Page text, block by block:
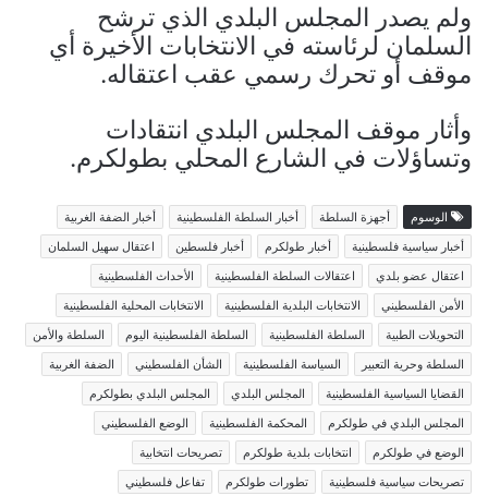
ولم يصدر المجلس البلدي الذي ترشح
السلمان لرئاسته في الانتخابات الأخيرة أي
موقف أو تحرك رسمي عقب اعتقاله.
وأثار موقف المجلس البلدي انتقادات
وتساؤلات في الشارع المحلي بطولكرم.
الوسوم أجهزة السلطة أخبار السلطة الفلسطينية
أخبار الضفة الغربية
أخبار سياسية فلسطينية
أخبار طولكرم أخبار فلسطين
اعتقال سهيل السلمان
اعتقال عضو بلدي
اعتقالات السلطة الفلسطينية
الأحداث الفلسطينية
الأمن الفلسطيني
الانتخابات البلدية الفلسطينية
الانتخابات المحلية الفلسطينية
التحويلات الطبية
السلطة الفلسطينية السلطة الفلسطينية اليوم
السلطة والأمن
السلطة وحرية التعبير
السياسة الفلسطينية الشأن الفلسطيني
الضفة الغربية
القضايا السياسية الفلسطينية
المجلس البلدي
المجلس البلدي بطولكرم
المجلس البلدي في طولكرم
المحكمة الفلسطينية
الوضع الفلسطيني
الوضع في طولكرم
انتخابات بلدية طولكرم
تصريحات انتخابية
تصريحات سياسية فلسطينية
تطورات طولكرم
تفاعل فلسطيني